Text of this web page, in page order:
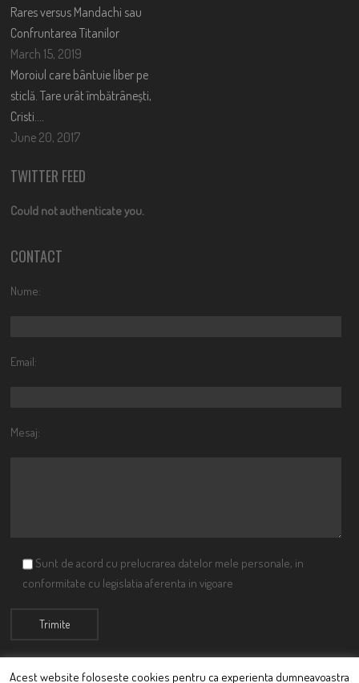
Rares versus Mandachi sau
Confruntarea Titanilor
March 15, 2019
Moroiul care bântuie liber pe
sticlă. Tare urât îmbătrânești,
Cristi….
June 20, 2017
TWITTER FEED
Could not authenticate you.
CONTACT
Nume:
Email:
Mesaj:
Sunt de acord cu prelucrarea datelor mele personale, in
conformitate cu legislatia aferenta in vigoare
Acest website foloseste cookies pentru ca experienta dumneavoastra